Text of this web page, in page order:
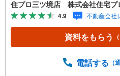
や当社限定で販売する物
気軽にお問合せ下さい！ -------------- 弊社
提案システム 弊社では
る【丁寧な資金アドバイ
様が多い【定年時の住宅
住プロ三ツ境店 株式会社住宅プ
4.9 不動産会社
資料をもらう
電話する （